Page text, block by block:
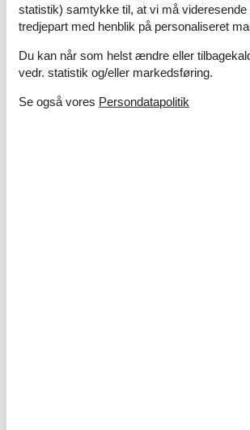
statistik) samtykke til, at vi må videresende
tredjepart med henblik på personaliseret
Du kan når som helst ændre eller
vedr. statistik og/eller markedsføring.
Se også vores Persondatapolitik